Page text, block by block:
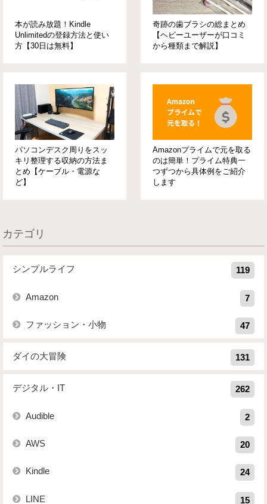
本が読み放題！Kindle
Unlimitedの登録方法と使い
方【30日は無料】
奇跡の歯ブラシの総まとめ
【ヘビーユーザーが口コミ
から種類まで解説】
パソコンデスク周りをスッ
キリ整理する収納の方法ま
とめ【ケーブル・電源な
ど】
Amazonプライムで元を取る
のは簡単！プライム特典一
つずつから具体例をご紹介
します
カテゴリ
シンプルライフ 119
Amazon 7
ファッション・小物 47
ダイの大冒険 131
デジタル・IT 262
Audible 2
AWS 20
Kindle 24
LINE 15